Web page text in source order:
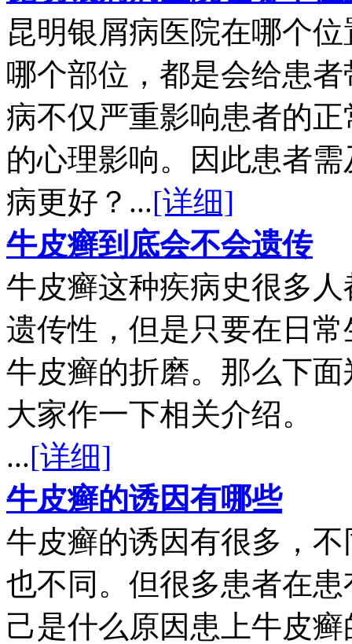
昆明银屑病医院在哪个
哪个部位，都是会给患
病不仅严重影响患者的
的心理影响。因此患者
病更好？...[详细]
牛皮癣到底会不会遗传
牛皮癣这种疾病史很多
遗传性，但是只要在日
牛皮癣的折磨。那么下
大家作一下相关介绍。
...[详细]
牛皮癣的诱因有哪些
牛皮癣的诱因有很多，
也不同。但很多患者在
己是什么原因患上牛皮